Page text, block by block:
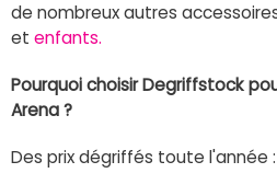
de nombreux autres
et enfants.
Pourquoi choisir Degriffstock
Arena ?
Des prix dégriffés toute l'année